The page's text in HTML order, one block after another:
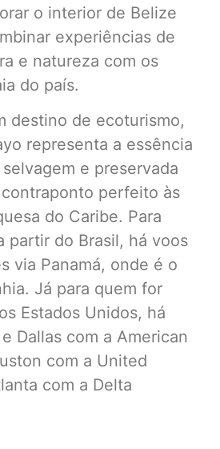
o interior de Belize
experiências de
e natureza com os
do país.
destino de ecoturismo,
representa a essência
e preservada
perfeito às
do Caribe. Para
partir do Brasil, há voos
via Panamá, onde é o
Já para quem for
Estados Unidos, há
Dallas com a American
com a United
com a Delta